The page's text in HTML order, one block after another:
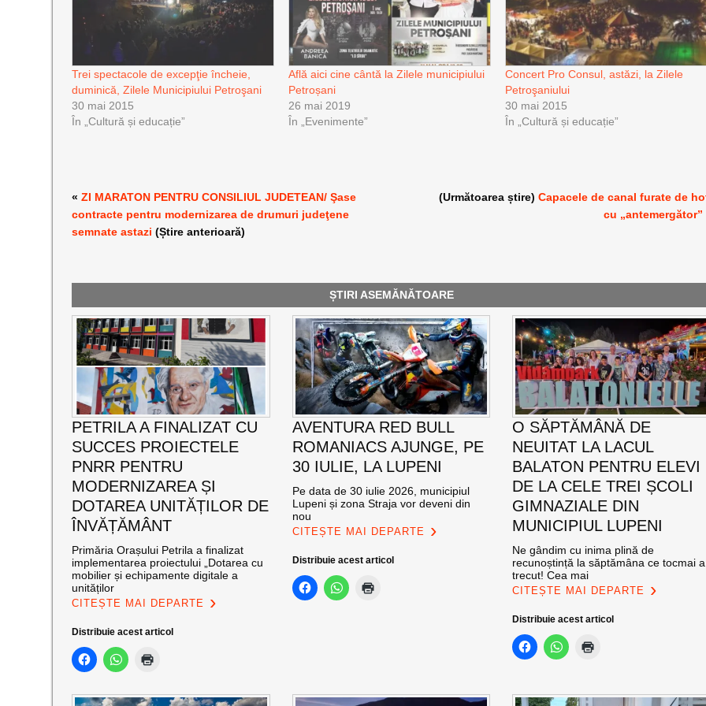
Trei spectacole de excepţie încheie,
duminică, Zilele Municipiului Petroşani
30 mai 2015
În „Cultură și educație”
Află aici cine cântă la Zilele municipiului
Petroșani
26 mai 2019
În „Evenimente”
Concert Pro Consul, astăzi, la Zilele
Petroşaniului
30 mai 2015
În „Cultură și educație”
«ZI MARATON PENTRU CONSILIUL JUDETEAN/ Şase
contracte pentru modernizarea de drumuri judeţene
semnate astazi (Știre anterioară)
(Următoarea știre)Capacele de canal furate de
cu „antemergător”
ȘTIRI ASEMĂNĂTOARE
PETRILA A FINALIZAT CU
SUCCES PROIECTELE
PNRR PENTRU
MODERNIZAREA ȘI
DOTAREA UNITĂȚILOR DE
ÎNVĂȚĂMÂNT
Primăria Orașului Petrila a finalizat
implementarea proiectului „Dotarea cu
mobilier și echipamente digitale a
unităților
CITEȘTE MAI DEPARTE
Distribuie acest articol
AVENTURA RED BULL
ROMANIACS AJUNGE, PE
30 IULIE, LA LUPENI
Pe data de 30 iulie 2026, municipiul
Lupeni și zona Straja vor deveni din
nou
CITEȘTE MAI DEPARTE
Distribuie acest articol
O SĂPTĂMÂNĂ DE
NEUITAT LA LACUL
BALATON PENTRU ELEVI
DE LA CELE TREI ȘCOLI
GIMNAZIALE DIN
MUNICIPIUL LUPENI
Ne gândim cu inima plină de
recunoștință la săptămâna ce tocmai a
trecut! Cea mai
CITEȘTE MAI DEPARTE
Distribuie acest articol